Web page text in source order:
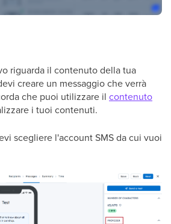
riguarda il contenuto della tua
creare un messaggio che verrà
che puoi utilizzare il contenuto
i tuoi contenuti.
scegliere l'account SMS da cui vuoi